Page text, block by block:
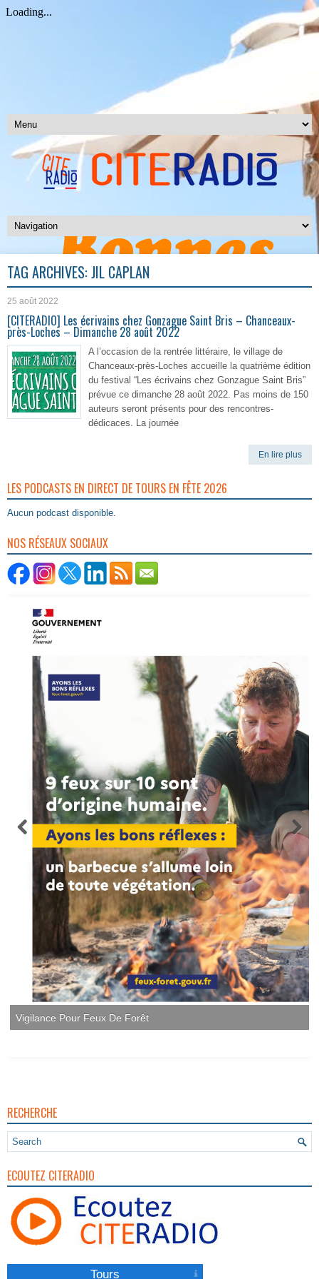
TAG ARCHIVES:JIL CAPLAN
25 août 2022
[CITERADIO] Les écrivains chez Gonzague Saint Bris – Chanceaux-
près-Loches – Dimanche 28 août 2022
A l’occasion de la rentrée littéraire, le village de
Chanceaux-près-Loches accueille la quatrième édition
du festival “Les écrivains chez Gonzague Saint Bris”
prévue ce dimanche 28 août 2022. Pas moins de 150
auteurs seront présents pour des rencontres-
dédicaces. La journée
En lire plus
LES PODCASTS EN DIRECT DE TOURS EN FÊTE 2026
Aucun podcast disponible.
NOS RÉSEAUX SOCIAUX
Vigilance Pour Feux De Forêt
RECHERCHE
ECOUTEZ CITERADIO
Tours